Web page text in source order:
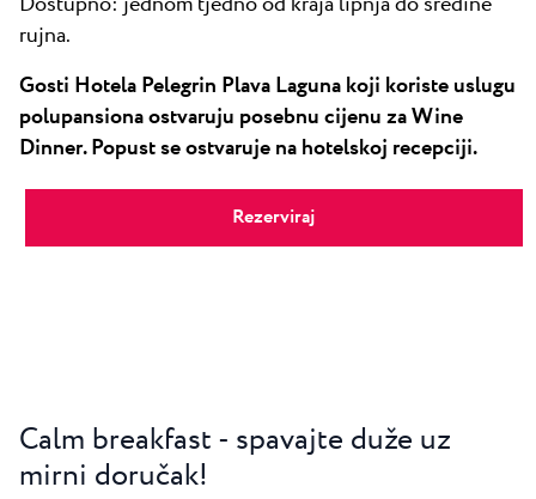
rujna.
Gosti Hotela Pelegrin Plava Laguna koji koriste uslugu
polupansiona ostvaruju posebnu cijenu za Wine
Dinner. Popust se ostvaruje na hotelskoj recepciji.
Rezerviraj
Calm breakfast - spavajte duže uz
mirni doručak!